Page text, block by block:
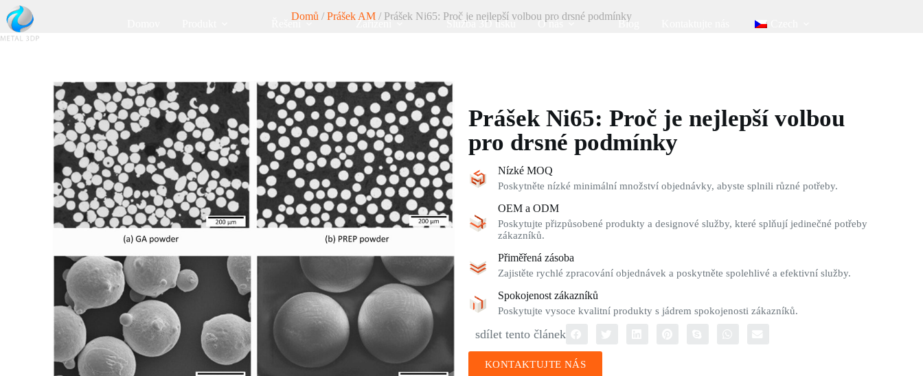
Řešení Zařízení Služba 3D tisku O nás Blog
Domů / Prášek AM / Prášek Ni65: Proč je nejlepší volbou pro drsné podmínky
Prášek Ni65: Proč je nejlepší volbou
pro drsné podmínky
Nízké MOQ
Poskytněte nízké minimální množství objednávky, abyste splnili různé potřeby.
OEM a ODM
Poskytujte přizpůsobené produkty a designové služby, které splňují jedinečné potřeby
zákazníků.
Přiměřená zásoba
Zajistěte rychlé zpracování objednávek a poskytněte spolehlivé a efektivní služby.
Spokojenost zákazníků
Poskytujte vysoce kvalitní produkty s jádrem spokojenosti zákazníků.
sdílet tento článek
KONTAKTUJTE NÁS